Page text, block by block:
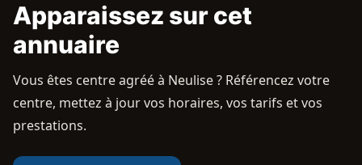
Apparaissez sur cet
annuaire
Vous êtes centre agréé à Neulise ? Référencez votre
centre, mettez à jour vos horaires, vos tarifs et vos
prestations.